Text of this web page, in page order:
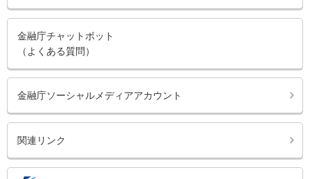
金融庁チャットボット
（よくある質問）
金融庁ソーシャルメディアアカウント
関連リンク